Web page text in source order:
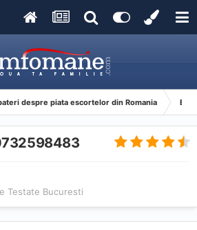
despre piata escortelor din Romania
Testate Bucuresti